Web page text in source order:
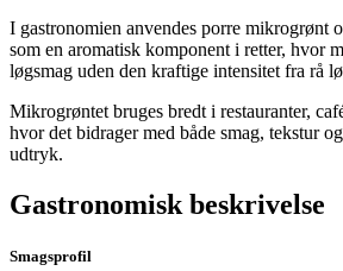
I gastronomien anvendes porre mikrogrønt
som en aromatisk komponent i retter, hvor
løgsmag uden den kraftige intensitet fra rå
Mikrogrøntet bruges bredt i restauranter,
hvor det bidrager med både smag, tekstur
udtryk.
Gastronomisk beskrivelse
Smagsprofil